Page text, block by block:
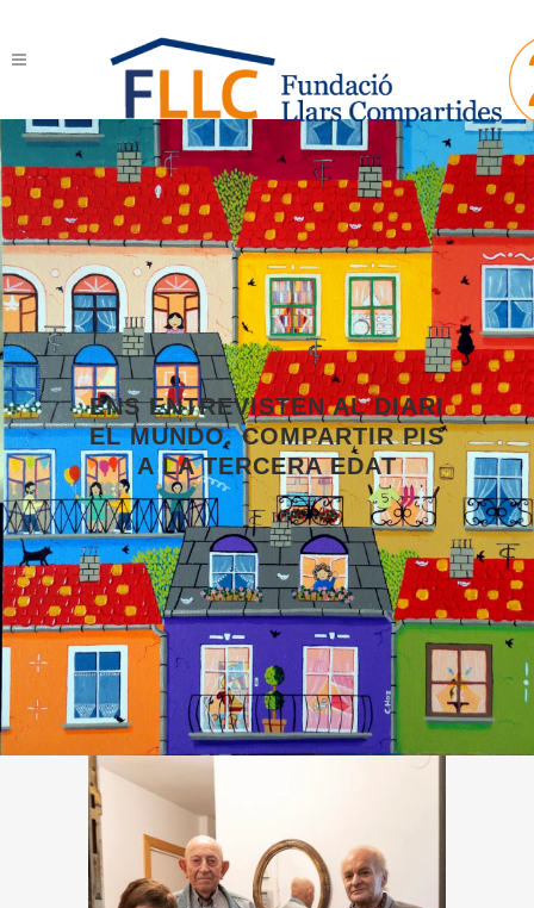
ENS ENTREVISTEN AL DIARI
EL MUNDO. COMPARTIR PIS
A LA TERCERA EDAT